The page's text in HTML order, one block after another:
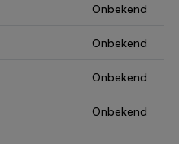
Onbekend
Onbekend
Onbekend
Onbekend